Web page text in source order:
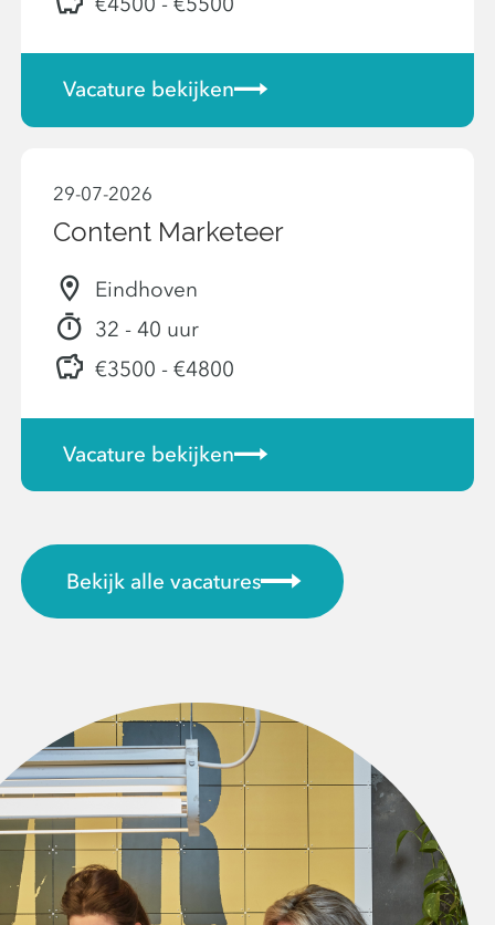
Vacature bekijken
29-07-2026
Content Marketeer
Eindhoven
32 - 40 uur
€3500 - €4800
Vacature bekijken
Bekijk alle vacatures